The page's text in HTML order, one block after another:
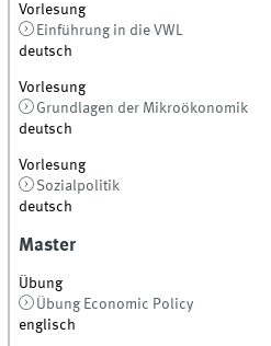
Vorlesung
Einführung in die VWL
deutsch
Vorlesung
Grundlagen der Mikroökonomik
deutsch
Vorlesung
Sozialpolitik
deutsch
Master
Übung
Übung Economic Policy
englisch